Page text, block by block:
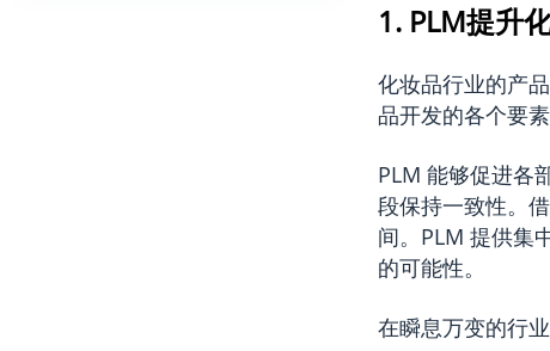
1. PLM提升
化妆品行业的产
品开发的各个要
PLM 能够促进各
段保持一致性。
间。PLM 提供集
的可能性。
在瞬息万变的行